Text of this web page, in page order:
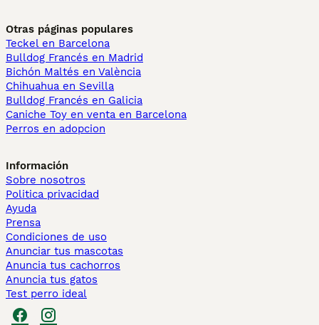
Otras páginas populares
Teckel en Barcelona
Bulldog Francés en Madrid
Bichón Maltés en València
Chihuahua en Sevilla
Bulldog Francés en Galicia
Caniche Toy en venta en Barcelona
Perros en adopcion
Información
Sobre nosotros
Politica privacidad
Ayuda
Prensa
Condiciones de uso
Anunciar tus mascotas
Anuncia tus cachorros
Anuncia tus gatos
Test perro ideal